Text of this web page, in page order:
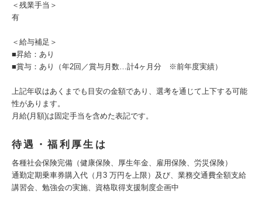
＜残業手当＞
有
＜給与補足＞
■昇給：あり
■賞与：あり（年2回／賞与月数…計4ヶ月分 ※前年度実績）
上記年収はあくまでも目安の金額であり、選考を通じて上下する可能
性があります。
月給(月額)は固定手当を含めた表記です。
待遇・福利厚生は
各種社会保険完備（健康保険、厚生年金、雇用保険、労災保険）
通勤定期乗車券購入代（月3 万円を上限）及び、業務交通費全額支給
講習会、勉強会の実施、資格取得支援制度企画中